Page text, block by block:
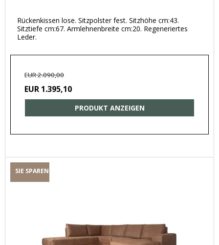
Rückenkissen lose. Sitzpolster fest. Sitzhöhe cm:43.
Sitztiefe cm:67. Armlehnenbreite cm:20. Regeneriertes
Leder.
EUR 2.090,00
EUR 1.395,10
PRODUKT ANZEIGEN
SIE SPAREN